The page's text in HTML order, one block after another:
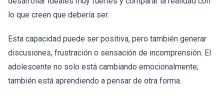
lo que creen que debería ser.
Esta capacidad puede ser positiva, pero también generar
discusiones, frustración o sensación de incomprensión. El
adolescente no solo está cambiando emocionalmente;
también está aprendiendo a pensar de otra forma.